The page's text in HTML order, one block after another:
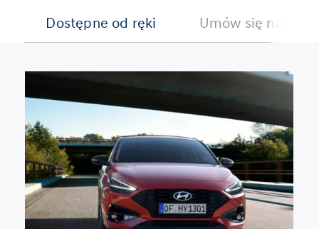
Dostępne od ręki Umów się na